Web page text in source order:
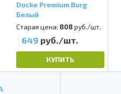
Docke Premium Burg
Белый
Старая цена: 808руб./шт.
649 руб./шт.
КУПИТЬ